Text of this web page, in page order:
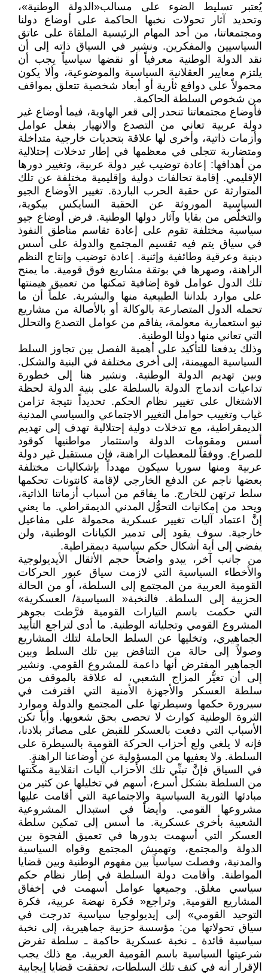
يُعتبر تسليط الضوء على مسالب«الدولة الوطنية»،
وتحديد آثار تحولات نخبها الحاكمة على أوضاع دولنا
ومجتمعاتنا، من أحد المهام الرئيسية الملقاة على عاتق
السياسيين والمفكرين. ونشير في السياق ذاته إلى أن
نقد الدولة الوطنية معرفياً أو نقضها سياسياً يجب أن
يلتزم معايير العقلانية السياسية والموضوعية، وألا يكون
محمولاً على دوافع ثأرية أو أبعاد شخصية تتعلق بمواقف
من شخوص السلطة الحاكمة.
فأوضاع مجتمعاتنا تنحدر إلى قعر الهاوية، فيما أوضاع غير
دولة عربية تعاني من التصدع والانهيار بفعل عوامل
وأزمات ذاتية، وأخرى لها علاقة بتحديات خارجية متداخلة
ومتضاربة تتجلى في معظمها في إطار تدخلات إحتلالية
من أهدافها: إعادة توضيب غير دولة عربية، وتغيير دورها
الإقليمي. إقامة تحالفات دولية وإقليمية مختلفة عن تلك
المتوارثة عن حقبة الحرب الباردة. تغيير الأوضاع الجيو
السياسية الموروثة عن الحقبة السايكس بيكوية،
والتخلّص من بقايا وآثار دولها الوطنية. فرض أوضاع جيو
سياسية مختلفة تقوم على إعادة تقاسم مناطق النفوذ
في سياق يتم فيه تقسيم المجتمع والدولة على أسس
دينية وعرقية وطائفية وإثنية. إعادة توضيب وإنتاج النظم
الراهنة، وصهرها في بوتقة مشاريع فوق قومية. ما يمنح
تلك الدول عوامل قوة إضافية تمكنها من تعميق هيمنتها
على موارد بلداننا الطبيعية منها والبشرية. علماً أن ما
تحمله الدول المتصارعة بالوكالة أو بالأصالة من مشاريع
نيو استعمارية معولمة، يفاقم من عوامل التصدع والتحلل
التي تعاني منها دولنا الوطنية.
وذلك يدفعنا للتأكيد على أهمية الفصل بين تجاوز السلط
السياسية المهيمنة، إلى أخرى مختلفة في البنية والشكل.
وبين تهديم الدولة الوطنية. ونشير هنا إلى خطورة
تداعيات اندماج الدولة بالسلطة على بنية الدولة لحظة
الاشتغال على تغيير نظام الحكم. تحديداً نتيجة تزامن
غياب وتغييب حوامل التغيير الاجتماعي والسياسي المدنية
الديمقراطية، مع تدخلات دولية إحتلالية تهدف إلى تهديم
أسس ومقومات الدولة واستثمار مواطنيها كوقود
للصراع. ووفقاً للمعطيات الراهنة، فإن مستقبل غير دولة
عربية ومنها سوريا سيكون مهدداً بإشكاليات مختلفة
بعضها ناجم عن الدفع الخارجي لإقامة كانتونات تحكمها
سلط ترتهن للخارج. ما يفاقم من أسباب أزماتنا الذاتية،
ويحد من إمكانيات التحوُّل المدني الديمقراطي. ما يعني
إنَّ اعتماد آليات تغيير عسكرية محمولة على مفاعيل
خارجية. سوف يقود إلى تدمير الكيانات الوطنية، ولن
يفضي إلى أية أشكال حكم سياسية ديمقراطية.
من جانب آخر، يبدو واضحاً حجم الأثقال الأيديولوجية
والأخطاء السياسية التي لازمت سياق عبور الحركات
القومية العربية من المجتمع إلى السلطة، أو من الحالة
الحزبية إلى السلطة. فالنخبة« السياسية/ العسكرية»
التي حكمت باسم التيارات القومية فرَّطت بجوهر
المشروع القومي وتجلياته الوطنية. ما أدى لتراجع التأييد
الجماهيري، وتخليها عن السلط الحاملة لتلك المشاريع
وصولاً إلى حالة من التناقض بين تلك السلط وبين
الجماهير المفترض أنها داعمة للمشروع القومي. ونشير
إلى أن تغيُّر المزاج الشعبي، له علاقة بالموقف من
سلطة العسكر والأجهزة الأمنية التي اقترفت في
سيرورة حكمها وسيطرتها على المجتمع والدولة وموارد
الثروة الوطنية كوارث لا تحصى بحق شعوبها. وأياً تكن
الأسباب التي دفعت بالعسكر للقبض على مصائر بلادنا،
فإنه لا يلغي ولع أحزاب الحركة القومية بالسيطرة على
السلطة. ولا يعفيها من المسؤولية عن أوضاعنا الراهنة.
في السياق فإنَّ تبنِّي تلك الأحزاب آليات انقلابية مكِّنتها
من السلطة بشكل أسرع، أسهم في تخليلها عن كثير من
مبادئها الثورية السياسية والاجتماعية التي أقامت عليها
مشروعها القومي. وأيضاً في استبدال المشروعية
الشعبية بأخرى عسكرية. ما أسس إلى تمكين سلطة
العسكر التي أسهمت بدورها في تعميق الفجوة بين
الدولة والمجتمع، وتهميش المجتمع وقواه السياسية
والمدنية، وفصلت سياسياً بين مفهوم الوطنية وبين قضايا
المواطنة. وأقامت دولة السلطة في إطار نظام حكم
سياسي مغلق. وجميعها عوامل أسهمت في إخفاق
المشاريع القومية, وتراجع« فكرة نهضة عربية، فكرة
التوحيد القومي» إلى إيديولوجيا سياسية تدرجت في
سياق تحولاتها من: مؤسسة حزبية جماهيرية، إلى نخبة
سياسية قائدة ـ نخبة عسكرية حاكمة ـ سلطة تفرض
شرعيتها السياسية باسم القومية العربية. مع ذلك يجب
الإقرار أنه في كنف تلك السلطات، تحققت قضايا إيجابية